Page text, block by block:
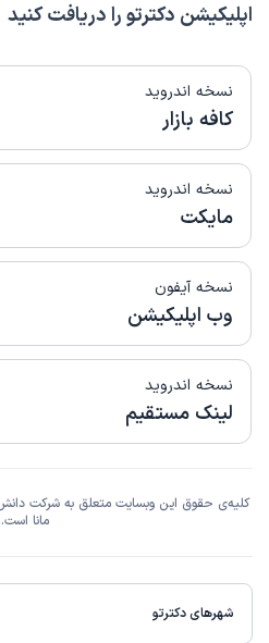
اپلیکیشن دکترتو را دریافت کنید
نسخه اندروید
کافه بازار
نسخه اندروید
مایکت
نسخه آیفون
وب اپلیکیشن
نسخه اندروید
لینک مستقیم
کلیه‌ی حقوق این وبسایت متعلق به شرکت
مانا است.
شهرهای دکترتو